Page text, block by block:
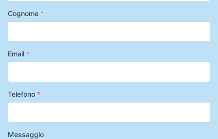
Cognome *
Email *
Telefono *
Messaggio